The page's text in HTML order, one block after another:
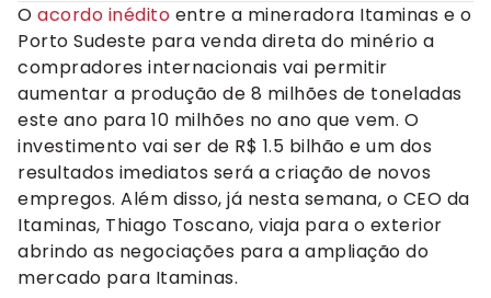
O acordo inédito entre a mineradora Itaminas e o
Porto Sudeste para venda direta do minério a
compradores internacionais vai permitir
aumentar a produção de 8 milhões de toneladas
este ano para 10 milhões no ano que vem. O
investimento vai ser de R$ 1.5 bilhão e um dos
resultados imediatos será a criação de novos
empregos. Além disso, já nesta semana, o CEO da
Itaminas, Thiago Toscano, viaja para o exterior
abrindo as negociações para a ampliação do
mercado para Itaminas.